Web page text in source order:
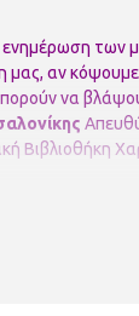
ενημέρωση
μας, αν
να
Βιβλιοθήκη